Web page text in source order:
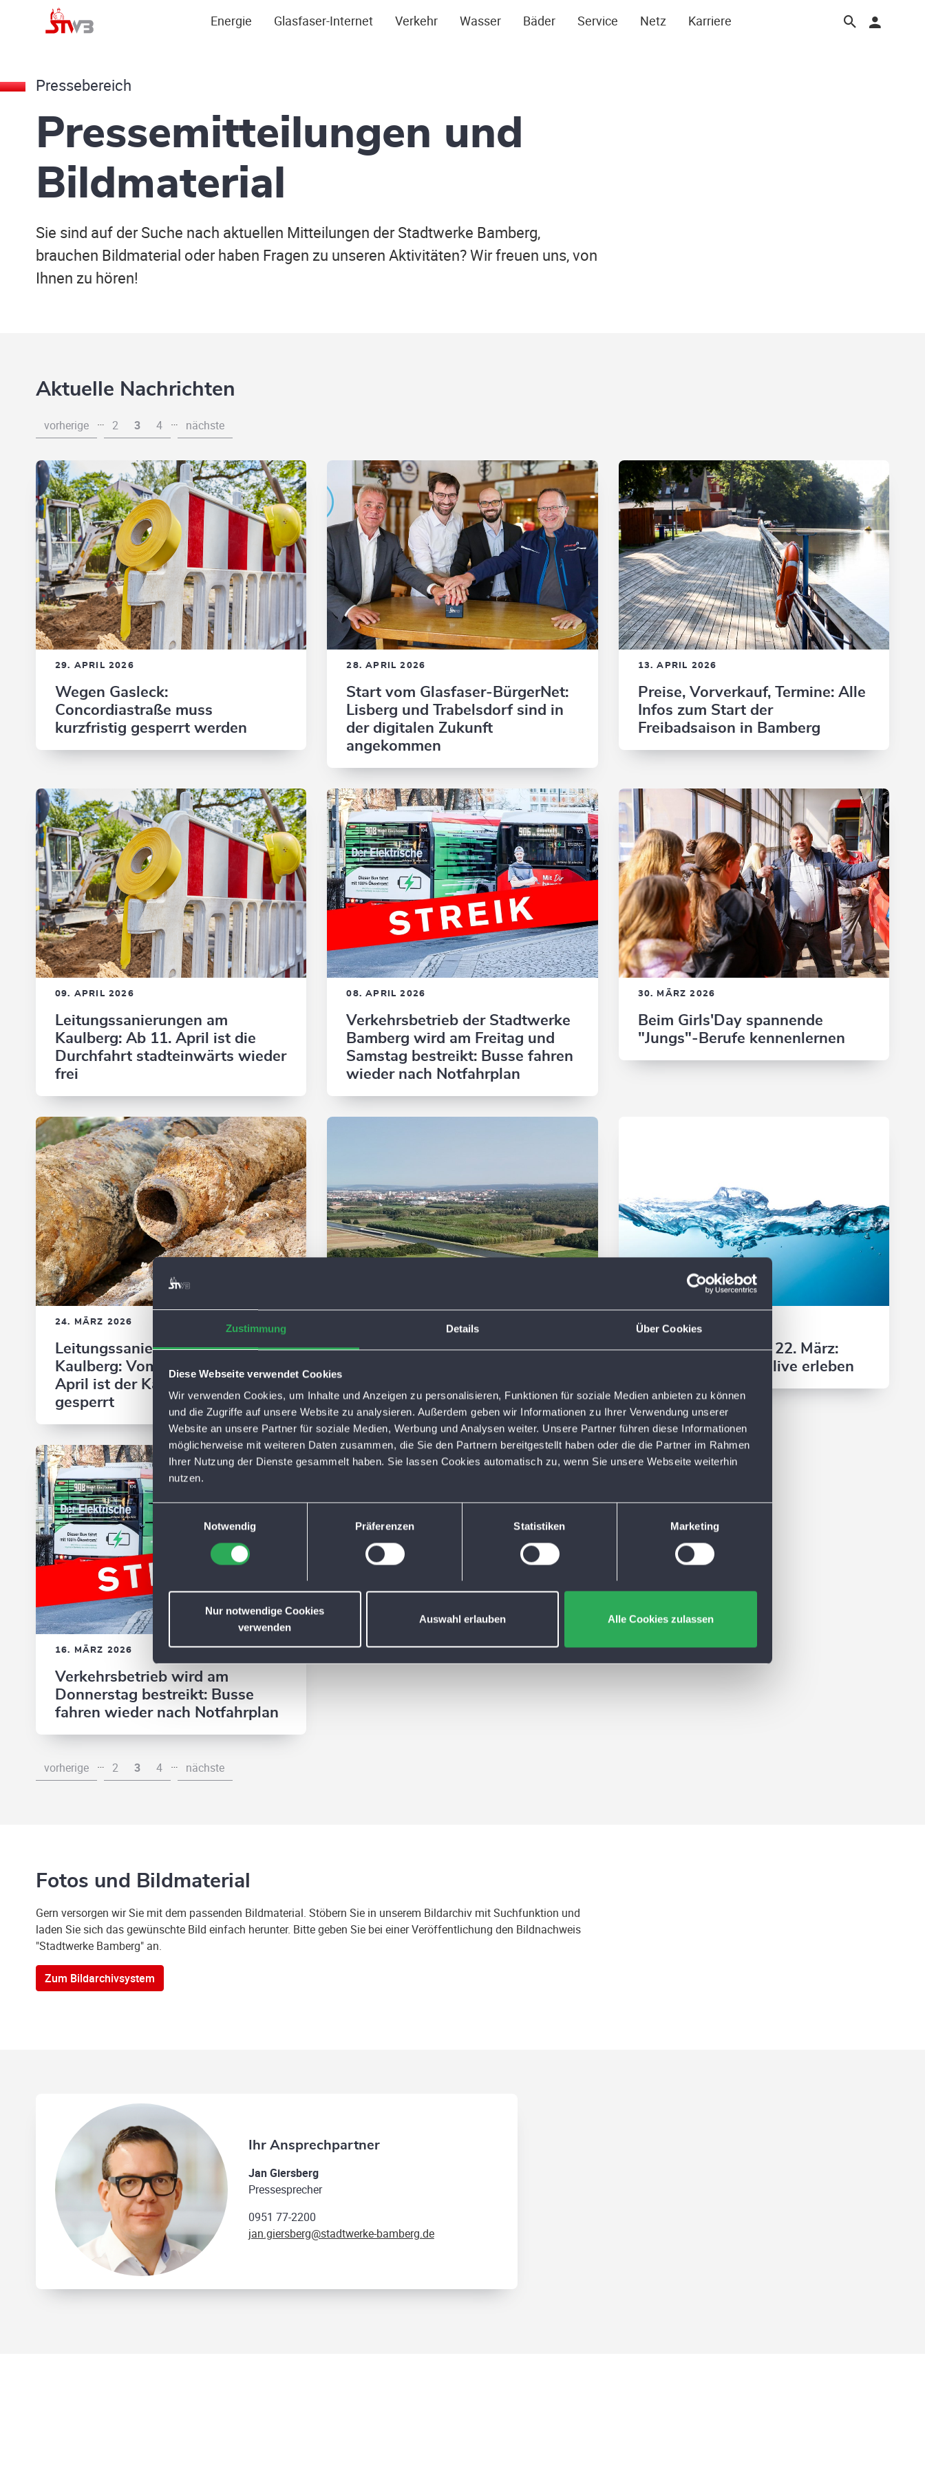
Zustimmung Details Über Cookies
Diese Webseite verwendet Cookies
Wir verwenden Cookies, um Inhalte und Anzeigen zu personalisieren, Funktionen für soziale Medien anbieten zu können
und die Zugriffe auf unsere Website zu analysieren. Außerdem geben wir Informationen zu Ihrer Verwendung unserer
Website an unsere Partner für soziale Medien, Werbung und Analysen weiter. Unsere Partner führen diese Informationen
möglicherweise mit weiteren Daten zusammen, die Sie den Partnern bereitgestellt haben oder die die Partner im Rahmen
Ihrer Nutzung der Dienste gesammelt haben. Sie lassen Cookies automatisch zu, wenn Sie unsere Webseite weiterhin
nutzen.
i
n
w
l
l
u
n
g
s
w
Notwendig Präferenzen Statistiken Marketing
Nur notwendige Cookies
verwenden
Auswahl erlauben Alle Cookies zulassen
Energie Glasfaser-Internet Verkehr Wasser Bäder Service Netz Karriere
Pressebereich
Pressemitteilungen und
Bildmaterial
Sie sind auf der Suche nach aktuellen Mitteilungen der Stadtwerke Bamberg,
brauchen Bildmaterial oder haben Fragen zu unseren Aktivitäten? Wir freuen uns, von
Ihnen zu hören!
Aktuelle Nachrichten
vorherige … 2 3 4 … nächste
29. APRIL 2026
Wegen Gasleck:
Concordiastraße muss
kurzfristig gesperrt werden
28. APRIL 2026
Start vom Glasfaser-BürgerNet:
Lisberg und Trabelsdorf sind in
der digitalen Zukunft
angekommen
13. APRIL 2026
Preise, Vorverkauf, Termine: Alle
Infos zum Start der
Freibadsaison in Bamberg
09. APRIL 2026
Leitungssanierungen am
Kaulberg: Ab 11. April ist die
Durchfahrt stadteinwärts wieder
frei
08. APRIL 2026
Verkehrsbetrieb der Stadtwerke
Bamberg wird am Freitag und
Samstag bestreikt: Busse fahren
wieder nach Notfahrplan
30. MÄRZ 2026
Beim Girls'Day spannende
"Jungs"-Berufe kennenlernen
24. MÄRZ 2026
Leitungssanierungen auf dem
Kaulberg: Vom 30. März bis 10.
April ist der Kaulberg voll
gesperrt
Ökostrom aus der Bamberger
18. MÄRZ 2026
Weltwassertag am 22. März:
Trinkwasserschutz live erleben
16. MÄRZ 2026
Verkehrsbetrieb wird am
Donnerstag bestreikt: Busse
fahren wieder nach Notfahrplan
vorherige … 2 3 4 … nächste
Fotos und Bildmaterial
Gern versorgen wir Sie mit dem passenden Bildmaterial. Stöbern Sie in unserem Bildarchiv mit Suchfunktion und
laden Sie sich das gewünschte Bild einfach herunter. Bitte geben Sie bei einer Veröffentlichung den Bildnachweis
"Stadtwerke Bamberg" an.
Zum Bildarchivsystem
Ihr Ansprechpartner
Jan Giersberg
Pressesprecher
0951 77-2200
jan.giersberg@stadtwerke-bamberg.de